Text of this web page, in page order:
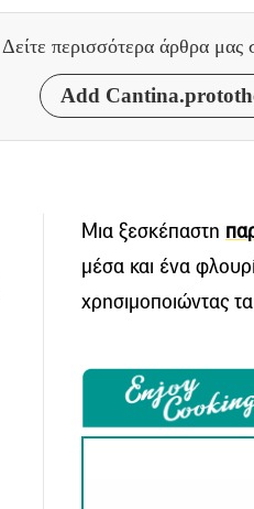
Δείτε περισσότερα άρθρα μας
Add
Μια ξεσκέπαστη
μέσα και ένα
χρησιμοποιώντας